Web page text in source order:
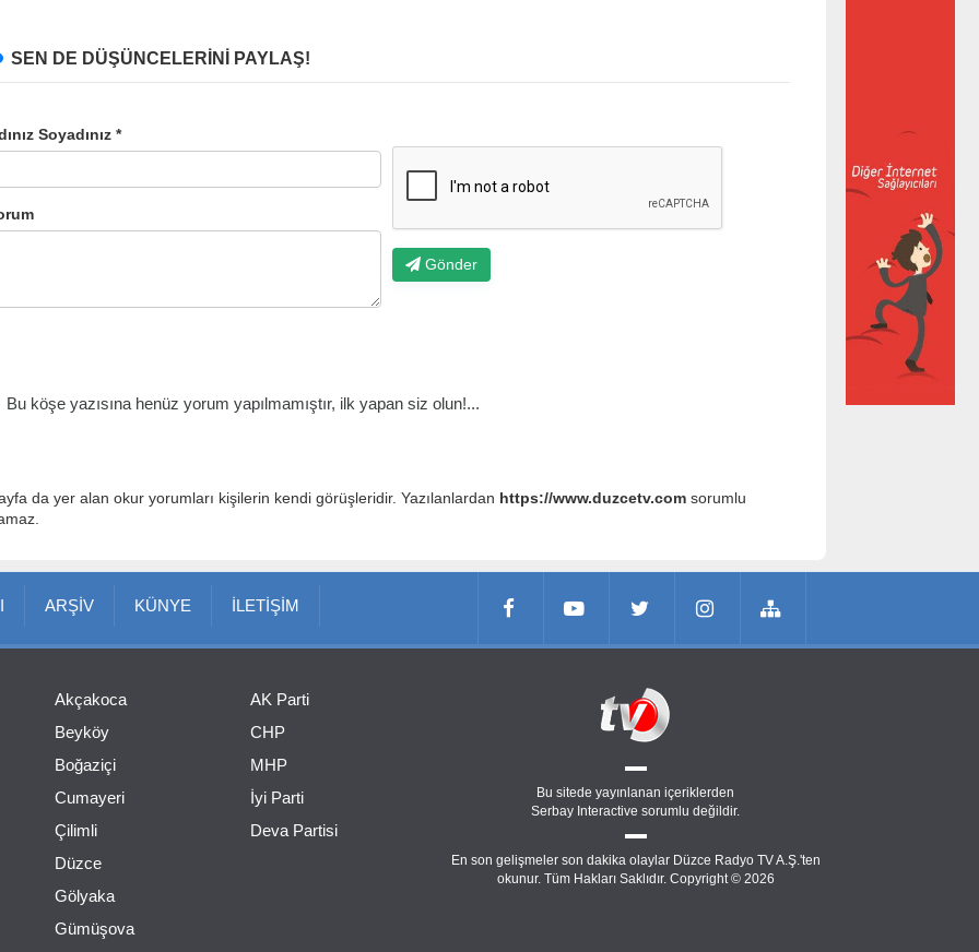
SEN DE DÜŞÜNCELERİNİ PAYLAŞ!
Soyadınız *
Gönder
Bu köşe yazısına henüz yorum yapılmamıştır, ilk yapan siz olun!...
da yer alan okur yorumları kişilerin kendi görüşleridir. Yazılanlardan https://www.duzcetv.comsorumlu
ARŞİV KÜNYE İLETİŞİM
Akçakoca
Beyköy
Boğaziçi
Cumayeri
Çilimli
Düzce
Gölyaka
Gümüşova
AK Parti
CHP
MHP
İyi Parti
Deva Partisi
Bu sitede yayınlanan içeriklerden
Serbay Interactive sorumlu değildir.
En son gelişmeler son dakika olaylar Düzce Radyo TV A.Ş.'ten
okunur. Tüm Hakları Saklıdır. Copyright © 2026